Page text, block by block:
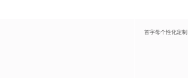
首字母个性化定制